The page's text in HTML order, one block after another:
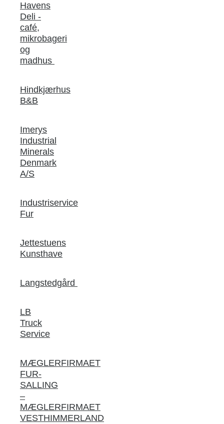
Havens
Deli -
café,
mikrobageri
og
madhus
Hindkjærhus
B&B
Imerys
Industrial
Minerals
Denmark
A/S
Industriservice
Fur
Jettestuens
Kunsthave
Langstedgård
LB
Truck
Service
MÆGLERFIRMAET
FUR-
SALLING
–
MÆGLERFIRMAET
VESTHIMMERLAND